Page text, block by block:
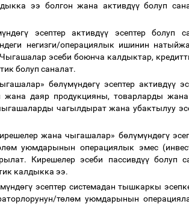
ээ болгон жана активдүүболуп
үндөгү эсептер активдүү эсептер болуп
негизги/операциялык ишинин
Чыгашалар эсеби боюнча калдыктар,
болуп саналат.
бөлүмүндөгүэсептер активдүү
жана даяр продукцияны, товарларды
чагылдырат жана убактылуу
жана чыгашалар» бөлүмүндөгү
лөм уюмдарынын операциялык эмес
Кирешелер эсеби пассивдүүболуп
калдыкка ээ.
мүндөгү эсептер системадан тышкаркы
төлөм уюмдарынын